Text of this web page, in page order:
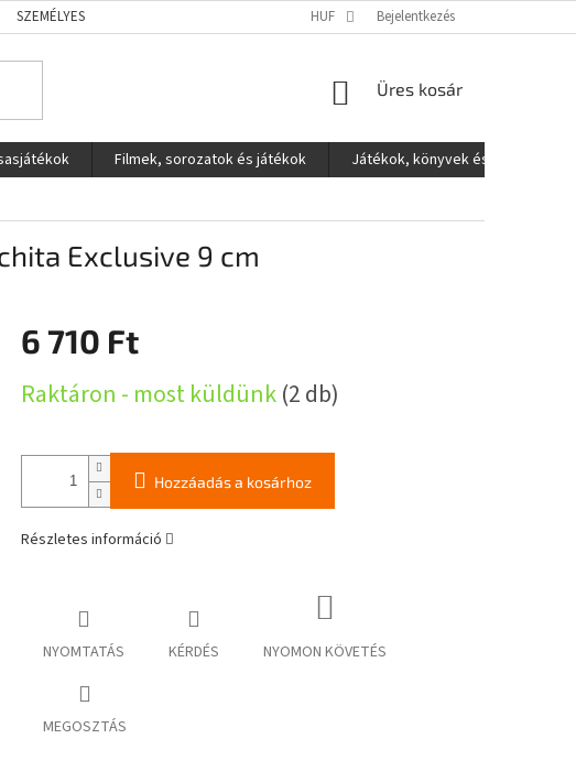
SZEMÉLYES ADATOK VÉDELME HUF Bejelentkezés
KOSÁR
Üres kosár
Filmek, sorozatok és játékok
Játékok, könyvek és egyéb
Exclusive 9 cm
6 710 Ft
Raktáron - most küldünk(2 db)
Hozzáadás a kosárhoz
Részletes információ
NYOMTATÁS KÉRDÉS NYOMON KÖVETÉS
MEGOSZTÁS